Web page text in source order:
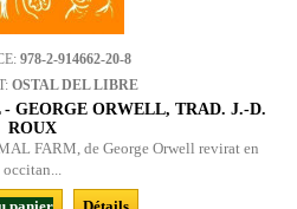
978-2-914662-20-8
OSTAL DEL LIBRE
GEORGE ORWELL, TRAD. J.-D.
ROUX
FARM, de George Orwell revirat en
occitan...